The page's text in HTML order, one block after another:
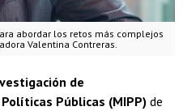
abordar los retos más complejos
Valentina Contreras.
de
Públicas (MIPP) de